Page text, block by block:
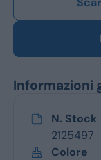
Informazioni
N. Stock
2125497
Colore